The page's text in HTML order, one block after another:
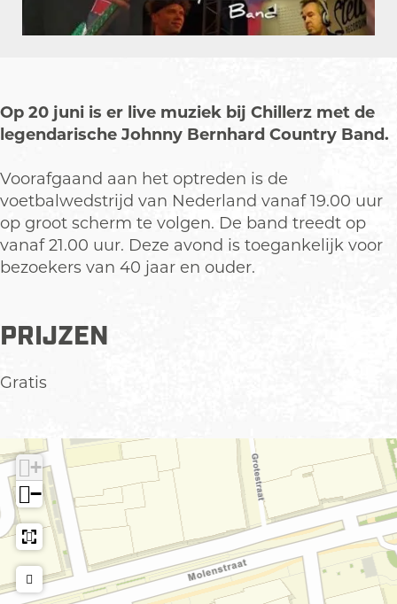
L
i
o
e
b
a
l
e
n
e
V
e
t
b
a
l
d
e
v
e
o
e
t
b
a
i
o
e
b
a
l
n
d
i
v
V
o
e
t
b
Op 20 juni is er live muziek bij Chillerz met de
legendarische Johnny Bernhard Country Band.
Voorafgaand aan het optreden is de
voetbalwedstrijd van Nederland vanaf 19.00 uur
op groot scherm te volgen. De band treedt op
vanaf 21.00 uur. Deze avond is toegankelijk voor
bezoekers van 40 jaar en ouder.
PRIJZEN
Gratis
+
−